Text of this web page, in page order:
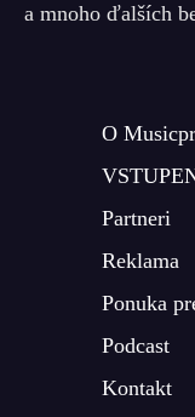
a mnoho ďalších
O
Partneri
Reklama
Ponuka
Podcast
Kontakt